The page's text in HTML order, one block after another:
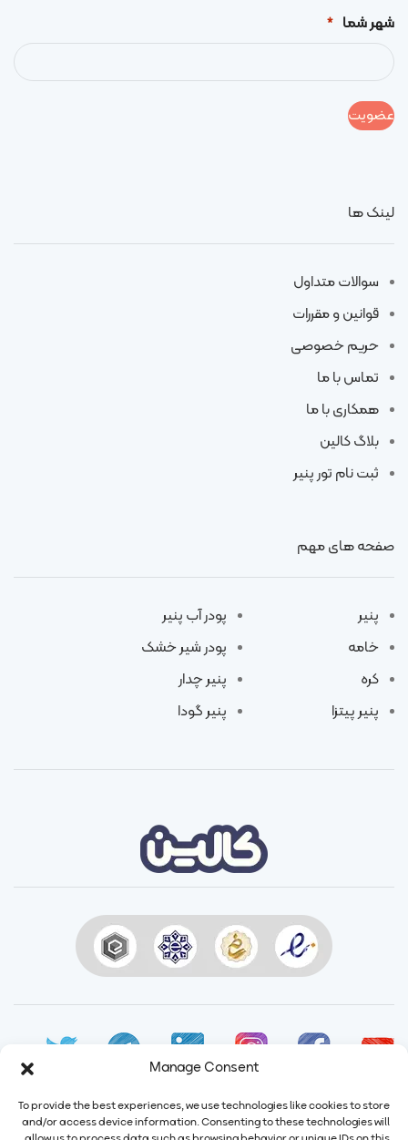
Manage Consent
To provide the best experiences, we use technologies like cookies to store
and/or access device information. Consenting to these technologies will
شهر شما *
لینک ها
سوالات متداول
قوانین و مقررات
حریم خصوصی
تماس با ما
همکاری با ما
بلاگ کالین
ثبت نام تور پنیر
صفحه های مهم
پنیر
خامه
کره
پنیر پیتزا
پودر آب پنیر
پودر شیر خشک
پنیر چدار
پنیر گودا